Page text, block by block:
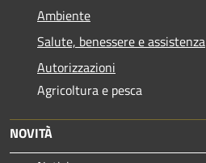
Ambiente
Salute, benessere e assistenza
Autorizzazioni
Agricoltura e pesca
NOVITÀ